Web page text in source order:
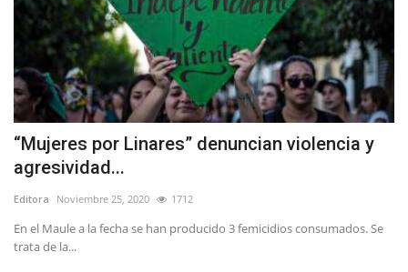
“Mujeres por Linares” denuncian violencia y
agresividad...
Editora Noviembre 25, 2020 1712
En el Maule a la fecha se han producido 3 femicidios consumados. Se
trata de la...